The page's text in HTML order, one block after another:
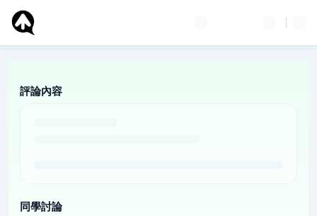
評論內容
同學討論